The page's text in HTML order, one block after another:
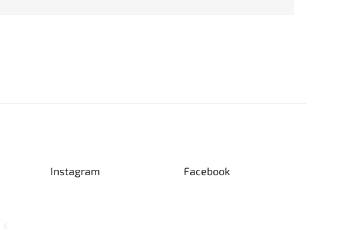
Instagram Facebook